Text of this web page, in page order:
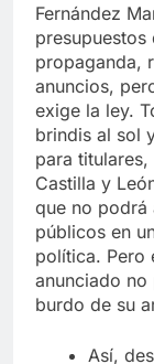
Fernández
propaganda,
anuncios,
exige la ley.
brindis al sol
para
Castilla y
que no podrá
públicos en
política. Pero
anunciado no
burdo de su
Así,